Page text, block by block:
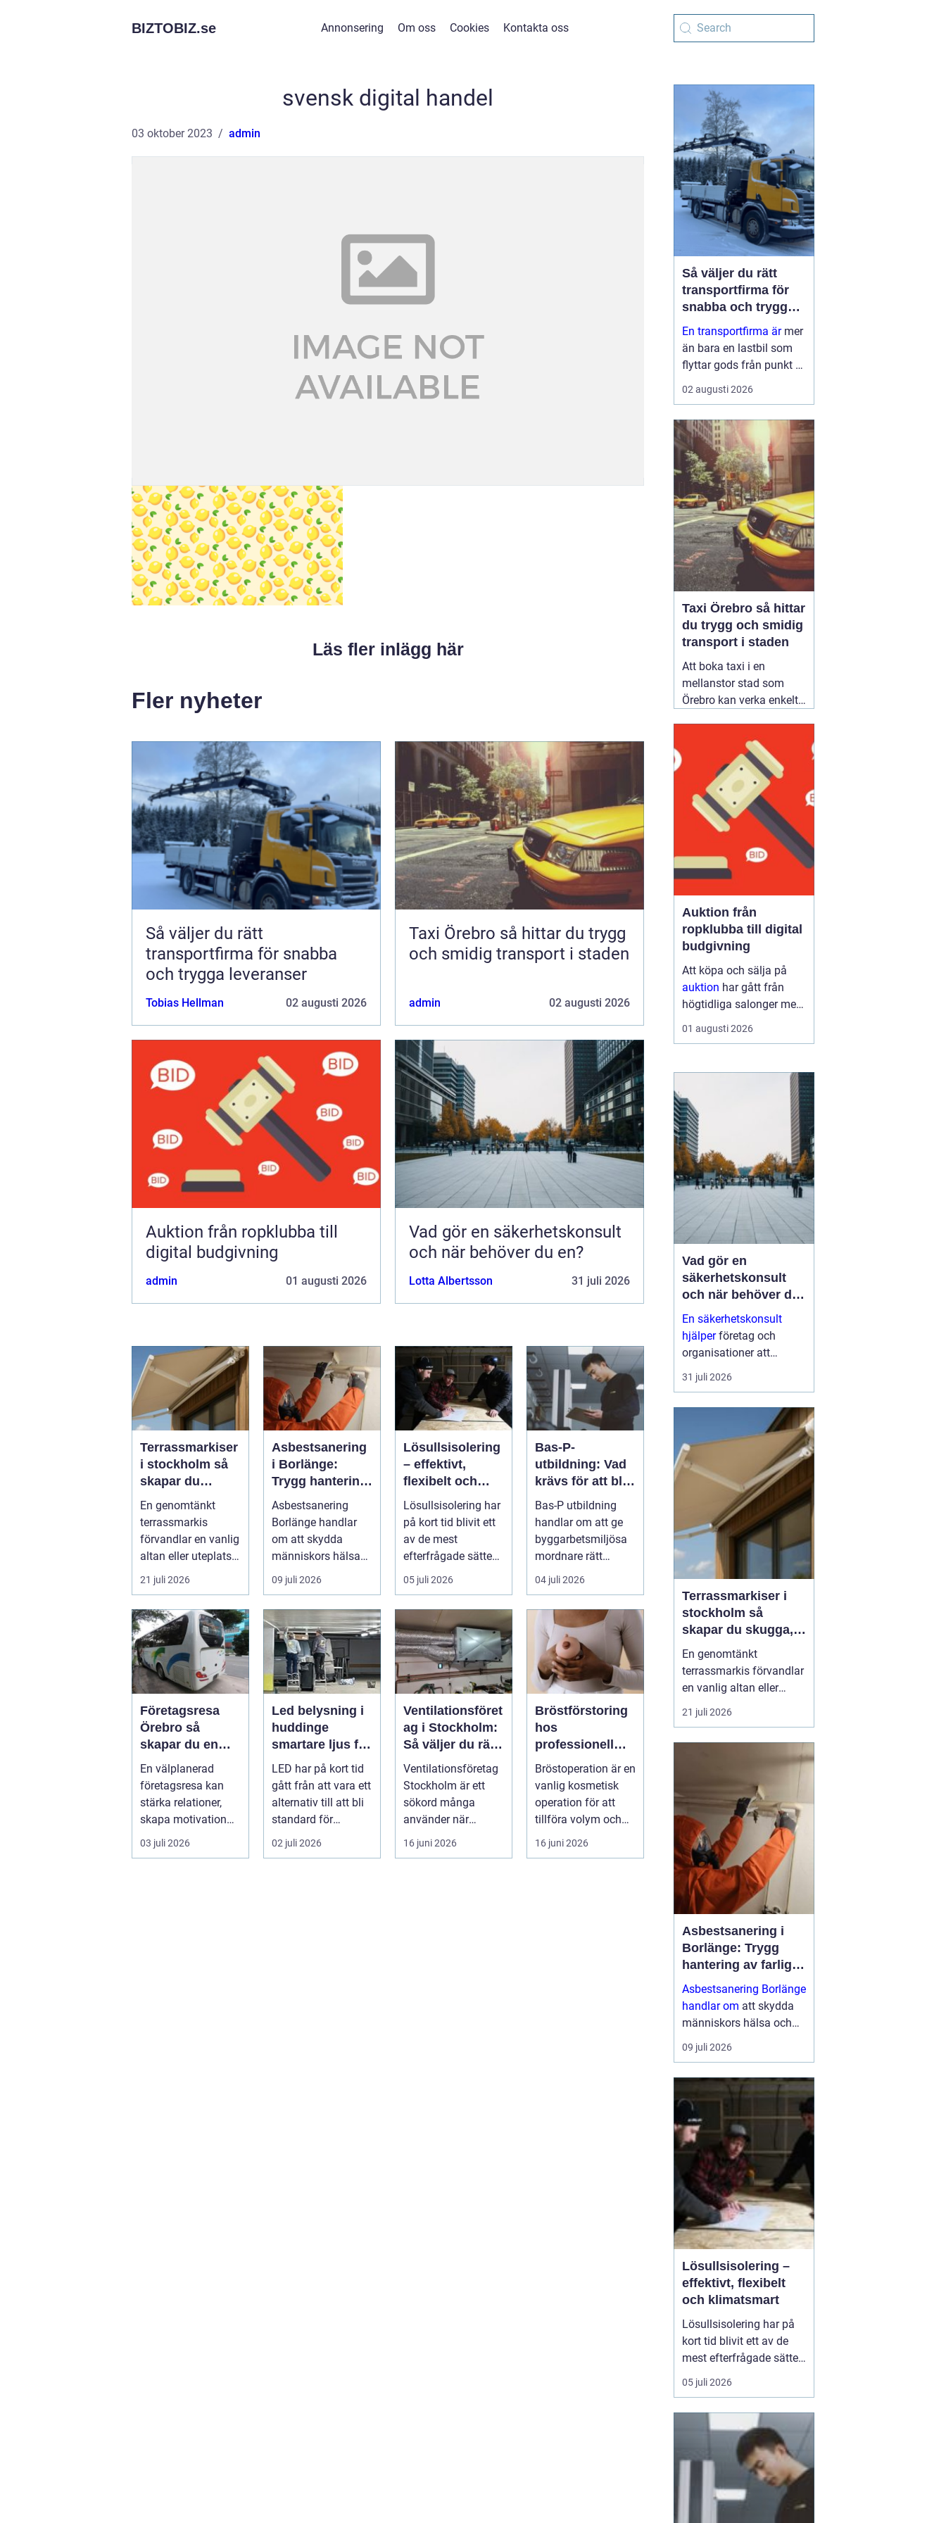
BIZTOBIZ.se Annonsering Om oss Cookies Kontakta oss
svensk digital handel
03 oktober 2023 admin
Läs fler inlägg här
Fler nyheter
Så väljer du rätt
transportfirma för snabba
och trygga leveranser
Tobias Hellman 02 augusti 2026
Taxi Örebro så hittar du trygg
och smidig transport i staden
admin 02 augusti 2026
Auktion från ropklubba till
digital budgivning
admin 01 augusti 2026
Vad gör en säkerhetskonsult
och när behöver du en?
Lotta Albertsson 31 juli 2026
Terrassmarkiser
i stockholm så
skapar du
skugga, stil och
komfort på
uteplatsen
En genomtänkt
terrassmarkis
förvandlar en vanlig
altan eller uteplats
till ett extra rum
under somma...
21 juli 2026
Asbestsanering
i Borlänge:
Trygg hantering
av farliga fibrer
Asbestsanering
Borlänge handlar
om att skydda
människors hälsa
och skapa säkra
m...
09 juli 2026
Lösullsisolering
– effektivt,
flexibelt och
klimatsmart
Lösullsisolering har
på kort tid blivit ett
av de mest
efterfrågade sätten
att...
05 juli 2026
Bas-P-
utbildning: Vad
krävs för att bli
byggarbetsmiljö
samordnare?
Bas-P utbildning
handlar om att ge
byggarbetsmiljösa
mordnare rätt
kunskap för att
pla...
04 juli 2026
Företagsresa
Örebro så
skapar du en
smidig och
minnesvärd resa
för hela teamet
En välplanerad
företagsresa kan
stärka relationer,
skapa motivation
och ge ny energi till
både chefe...
03 juli 2026
Led belysning i
huddinge
smartare ljus för
företag och
fastigheter
LED har på kort tid
gått från att vara ett
alternativ till att bli
standard för
modern belysning.
Fö...
02 juli 2026
Ventilationsföret
ag i Stockholm:
Så väljer du rätt
partner för frisk
luft inomhus
Ventilationsföretag
Stockholm är ett
sökord många
använder när
inomhu...
16 juni 2026
Bröstförstoring
hos
professionell
klinik i
Stockholm
Bröstoperation är en
vanlig kosmetisk
operation för att
tillföra volym och
skapa...
16 juni 2026
Så väljer du rätt
transportfirma för
snabba och trygga
leveranser
En transportfirma ärmer
än bara en lastbil som
flyttar gods från punkt A
till punkt B. För många
företag är den en
verksamheten ett nav
som påverkar
kundnöjdhet, lönsamhet
och miljöpåverkan. ...
02 augusti 2026
Taxi Örebro så hittar
du trygg och smidig
transport i staden
Att boka taxi i en
mellanstor stad som
Örebro kan verka enkelt.
och slippa fundera över
priset i efterhand. Därför
blir valet av bolag
viktigare än man först
tror. Den som jämför
alternativ för
02 augusti
2026
Auktion från
ropklubba till digital
budgivning
Att köpa och sälja på
auktion har gått från
högtidliga salonger med
ropande utropare till
snabba klick på mobilen
har förändrats, men
kärnan är densamma:
mötet mellan säljare
som vill få u...
01 augusti 2026
Vad gör en
säkerhetskonsult
och när behöver du
en?
En säkerhetskonsult
hjälperföretag och
organisationer att
förebygga inbrott,
sabotage och andra
och verksamheter. Fokus
ligger på fysisk säkerhet:
väggar, dörrar, glas, p...
31 juli 2026
Terrassmarkiser i
stockholm så
skapar du skugga,
stil och komfort på
uteplatsen
En genomtänkt
terrassmarkis förvandlar
en vanlig altan eller
uteplats till ett extra rum
under sommarhalvåret. I
där solen kan steka hårt
ena dagen och vinden ta
i nästa, är rätt solskydd
avgörande för att
uteplatsen ska använd...
21 juli 2026
Asbestsanering i
Borlänge: Trygg
hantering av farliga
fibrer
Asbestsanering Borlänge
handlar om att skydda
människors hälsa och
skapa säkra miljöer i
bostäder, skolor,
Nä...
09 juli 2026
Lösullsisolering –
effektivt, flexibelt
och klimatsmart
Lösullsisolering har på
kort tid blivit ett av de
mest efterfrågade sätten
att isolera vindar, tak och
svåråtkomliga
bygger på att man blåser
in isolerande material
ofta cellulosa, tr&au...
05 juli 2026